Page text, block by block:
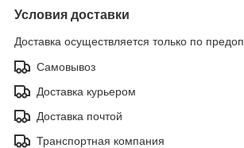
Условия доставки
Доставка осуществляется только по
Самовывоз
Доставка курьером
Доставка почтой
Транспортная компания